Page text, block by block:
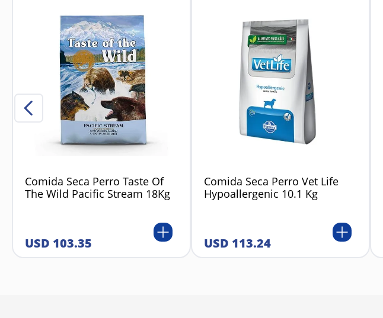
Comida Seca Perro Taste Of
The Wild Pacific Stream 18Kg
USD 103.35
Comida Seca Perro Vet Life
Hypoallergenic 10.1 Kg
USD 113.24